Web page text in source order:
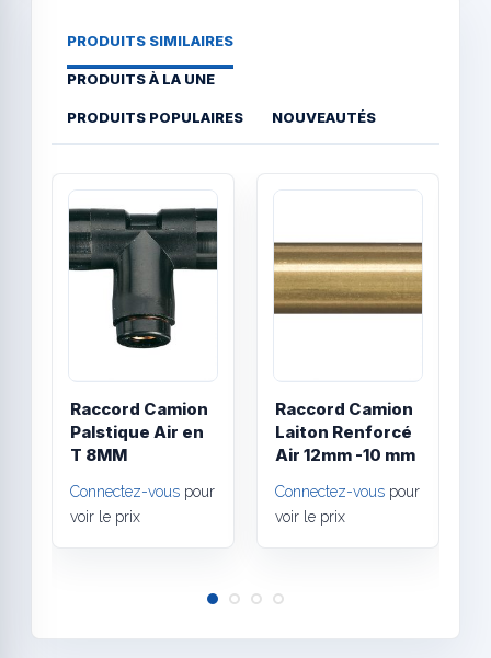
PRODUITS SIMILAIRES
PRODUITS À LA UNE
PRODUITS POPULAIRES NOUVEAUTÉS
Raccord Camion
Palstique Air en
T 8MM
Connectez-vous pour
voir le prix
Raccord Camion
Laiton Renforcé
Air 12mm -10 mm
Connectez-vous pour
voir le prix